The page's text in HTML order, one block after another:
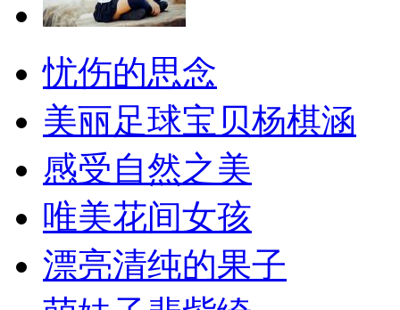
忧伤的思念
美丽足球宝贝杨棋涵
感受自然之美
唯美花间女孩
漂亮清纯的果子